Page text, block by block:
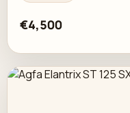
€4,500